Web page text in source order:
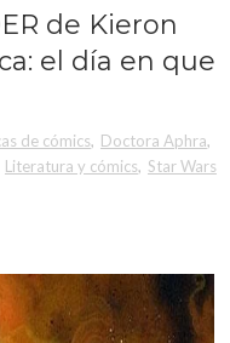
de Kieron
el día en que
de cómics, Doctora Aphra,
Literatura y cómics, Star Wars